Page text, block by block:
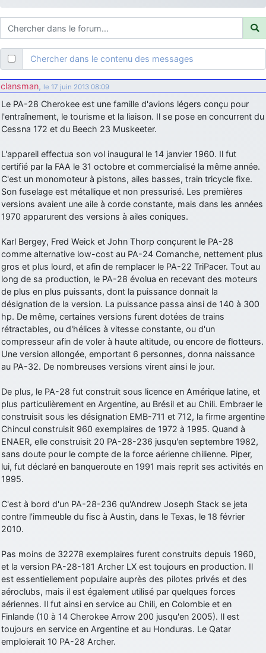
d9pouces: ouakamois > si tu parles du sujet sur l'Armée de l'Air,
bien sûr que oui !
je suis un avion@,._,+: Bonjour je viens d'arriver il y a quelques
moi et quelques avions n'ont pas les mêmes noms qu'aujourd'hui
ouakamois: Bonjourà toutes et à tous.en espérantque ces
quelques images du Pays Basque vous auront plu ; Agur…
d9pouces: Malheureusement nonun peu trop loin pour moi !
fox_50 : Bonjour, certains parmis vous étaient-ils présent au
cachée dans les pins: Coucou et excellente année 2026 à tous et
au site!
jericho: Bonne année et tous mes meilleurs voeux à tous pour
2026 !
little boy
: je vous souhaite un bon réveillon pour cette nouvelle
jericho : Merci D9pouces, à mon tour de souhaiter un Joyeux Noël
et de bonnes fêtes de fin d'année.
d9pouces : Joyeux Noël à tous !
d9pouces: mais tu peux tenter l'un des rares lycées militaires
comme le Prytanée dans la Sarthe, ça ne peut pas faire de mal !
d9pouces: C'est plutôt après le lycée, voire après une prépa
scientifique, tu as donc encore un peu de temps devant toi
yaellerigolow
: bonjour a tous je suis un élève de première
passionnée par l'aviation militaire , pourrais je savoir que faire après
d9pouces: lesquels, par exemple ?
mahmoud : bonsoir, très instructif ce site .mais nous aimerions avoir
les photo des anciens appareils de l'armée de l'air de la haute -volta
d9pouces : Ça me casse quand même bien les pieds, j’avoue
jericho: Pour moi tout est à nouveau OK dirait-on… Merci à toi.
au passage !
d9pouces: j'ai trouvé un palliatif un peu violent, mais ça devrait aller
un peu mieux
par terre
jericho: Ah ben je peux te confirmer que j'étais resté dans le filtre…
d9pouces: Désolé ! Mon filtrage a été un peu trop violent
manifestement
tout voir
Chercher dans le contenu des messages
clansman, le 17 juin 2013 08:09
Le PA-28 Cherokee est une famille d'avions légers conçu pour
l'entraînement, le tourisme et la liaison. Il se pose en concurrent du
Cessna 172 et du Beech 23 Muskeeter.
L'appareil effectua son vol inaugural le 14 janvier 1960. Il fut
certifié par la FAA le 31 octobre et commercialisé la même année.
C'est un monomoteur à pistons, ailes basses, train tricycle fixe.
Son fuselage est métallique et non pressurisé. Les premières
versions avaient une aile à corde constante, mais dans les années
1970 apparurent des versions à ailes coniques.
Karl Bergey, Fred Weick et John Thorp conçurent le PA-28
comme alternative low-cost au PA-24 Comanche, nettement plus
gros et plus lourd, et afin de remplacer le PA-22 TriPacer. Tout au
long de sa production, le PA-28 évolua en recevant des moteurs
de plus en plus puissants, dont la puissance donnait la
désignation de la version. La puissance passa ainsi de 140 à 300
hp. De même, certaines versions furent dotées de trains
rétractables, ou d'hélices à vitesse constante, ou d'un
compresseur afin de voler à haute altitude, ou encore de flotteurs.
Une version allongée, emportant 6 personnes, donna naissance
au PA-32. De nombreuses versions virent ainsi le jour.
De plus, le PA-28 fut construit sous licence en Amérique latine, et
plus particulièrement en Argentine, au Brésil et au Chili. Embraer le
construisit sous les désignation EMB-711 et 712, la firme argentine
Chincul construisit 960 exemplaires de 1972 à 1995. Quand à
ENAER, elle construisit 20 PA-28-236 jusqu'en septembre 1982,
sans doute pour le compte de la force aérienne chilienne. Piper,
lui, fut déclaré en banqueroute en 1991 mais reprit ses activités en
1995.
C'est à bord d'un PA-28-236 qu'Andrew Joseph Stack se jeta
contre l'immeuble du fisc à Austin, dans le Texas, le 18 février
2010.
Pas moins de 32278 exemplaires furent construits depuis 1960,
et la version PA-28-181 Archer LX est toujours en production. Il
est essentiellement populaire auprès des pilotes privés et des
aéroclubs, mais il est également utilisé par quelques forces
aériennes. Il fut ainsi en service au Chili, en Colombie et en
Finlande (10 à 14 Cherokee Arrow 200 jusqu'en 2005). Il est
toujours en service en Argentine et au Honduras. Le Qatar
emploierait 10 PA-28 Archer.